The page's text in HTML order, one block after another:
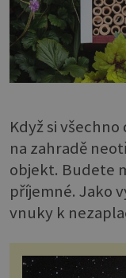
Když si
na zahradě
objekt. Budete
příjemné. Jako
vnuky k